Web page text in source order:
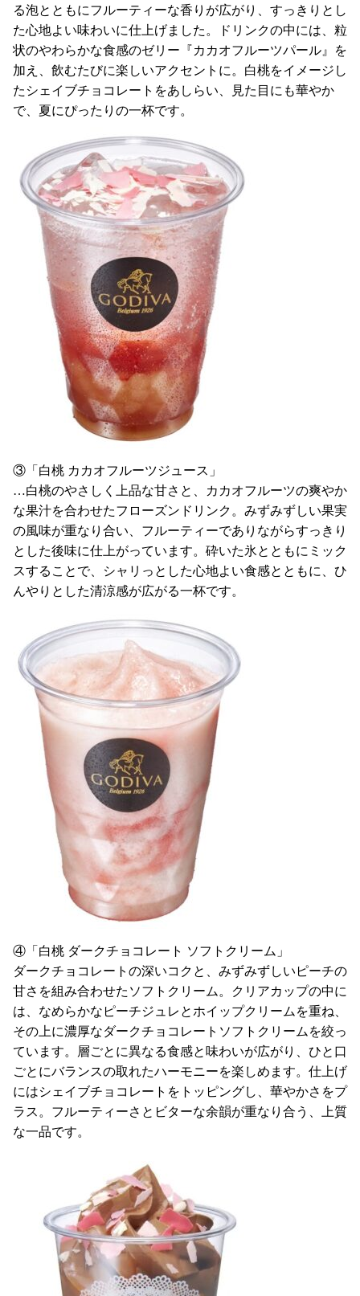
る泡とともにフルーティーな香りが広がり、すっきりとし
た心地よい味わいに仕上げました。ドリンクの中には、粒
状のやわらかな食感のゼリー『カカオフルーツパール』を
加え、飲むたびに楽しいアクセントに。白桃をイメージし
たシェイブチョコレートをあしらい、見た目にも華やか
で、夏にぴったりの一杯です。
③「白桃 カカオフルーツジュース」
…白桃のやさしく上品な甘さと、カカオフルーツの爽やか
な果汁を合わせたフローズンドリンク。みずみずしい果実
の風味が重なり合い、フルーティーでありながらすっきり
とした後味に仕上がっています。砕いた氷とともにミック
スすることで、シャリっとした心地よい食感とともに、ひ
んやりとした清涼感が広がる一杯です。
④「白桃 ダークチョコレート ソフトクリーム」
ダークチョコレートの深いコクと、みずみずしいピーチの
甘さを組み合わせたソフトクリーム。クリアカップの中に
は、なめらかなピーチジュレとホイップクリームを重ね、
その上に濃厚なダークチョコレートソフトクリームを絞っ
ています。層ごとに異なる食感と味わいが広がり、ひと口
ごとにバランスの取れたハーモニーを楽しめます。仕上げ
にはシェイブチョコレートをトッピングし、華やかさをプ
ラス。フルーティーさとビターな余韻が重なり合う、上質
な一品です。